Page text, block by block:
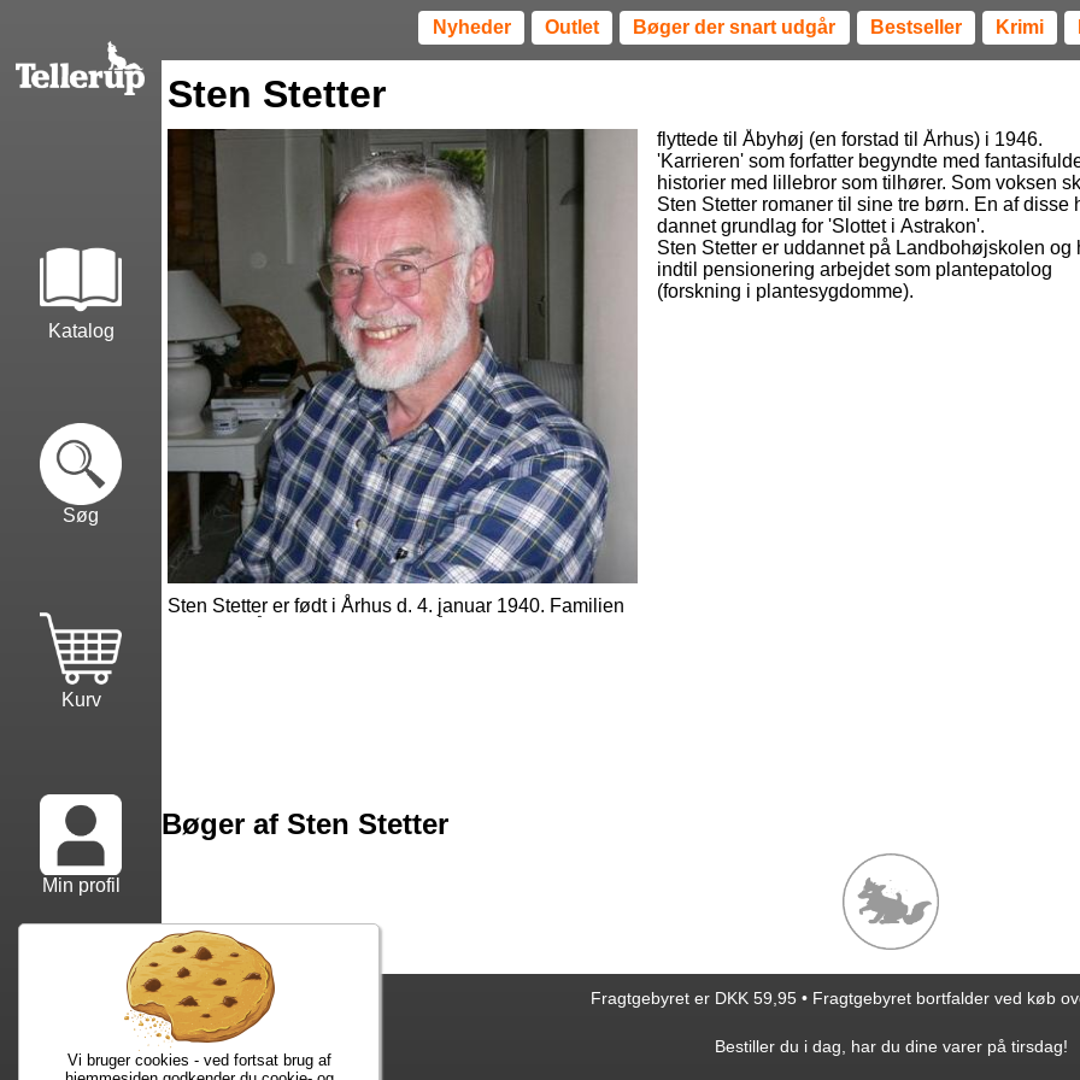
Nyheder Outlet Bøger der snart udgår Bestseller Krimi
Katalog
Søg
Kurv
Min profil
Sten Stetter
Sten Stetter er født i Århus d. 4. januar 1940. Familien
flyttede til Åbyhøj (en forstad til Århus) i 1946.
'Karrieren' som forfatter begyndte med
historier med lillebror som tilhører. Som voksen
Sten Stetter romaner til sine tre børn. En af disse
dannet grundlag for 'Slottet i Astrakon'.
Sten Stetter er uddannet på Landbohøjskolen og
indtil pensionering arbejdet som plantepatolog
(forskning i plantesygdomme).
Bøger af Sten Stetter
Fragtgebyret er DKK 59,95 • Fragtgebyret bortfalder ved køb
Bestiller du i dag, har du dine varer på tirsdag!
Vi bruger cookies - ved fortsat brug af